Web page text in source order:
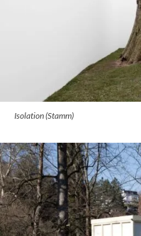
Isolation (Stamm)